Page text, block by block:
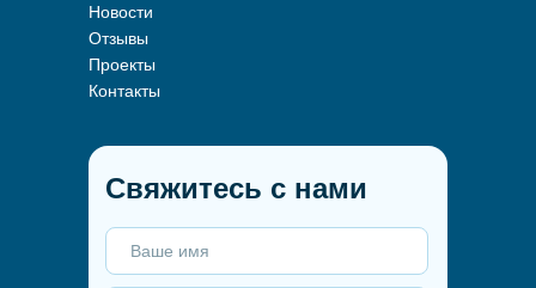
Свяжитесь с нами
Новости
Отзывы
Проекты
Контакты